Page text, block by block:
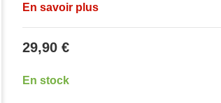
En savoir plus
29,90 €
En stock